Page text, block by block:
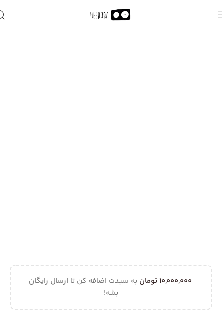
10,000,000 تومان به سبدت اضافه کن تا ارسال رایگان
بشه!